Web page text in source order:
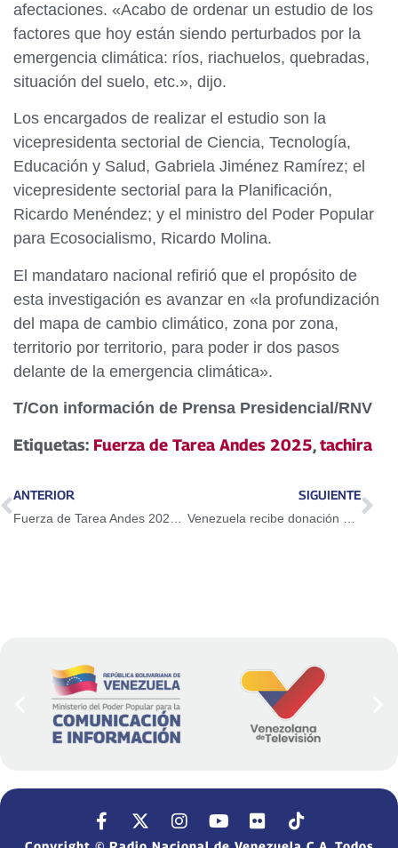
afectaciones. «Acabo de ordenar un estudio de los
factores que hoy están siendo perturbados por la
emergencia climática: ríos, riachuelos, quebradas,
situación del suelo, etc.», dijo.
Los encargados de realizar el estudio son la
vicepresidenta sectorial de Ciencia, Tecnología,
Educación y Salud, Gabriela Jiménez Ramírez; el
vicepresidente sectorial para la Planificación,
Ricardo Menéndez; y el ministro del Poder Popular
para Ecosocialismo, Ricardo Molina.
El mandataro nacional refirió que el propósito de
esta investigación es avanzar en «la profundización
del mapa de cambio climático, zona por zona,
territorio por territorio, para poder ir dos pasos
delante de la emergencia climática».
T/Con información de Prensa Presidencial/RNV
Etiquetas: Fuerza de Tarea Andes 2025,tachira
ANTERIOR SIGUIENTE